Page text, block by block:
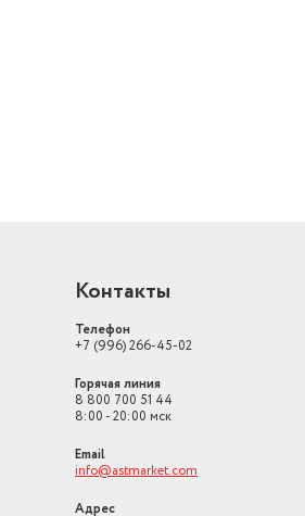
Контакты
Телефон
+7 (996) 266-45-02
Горячая линия
8 800 700 51 44
8:00 - 20:00 мск
Email
info@astmarket.com
Адрес